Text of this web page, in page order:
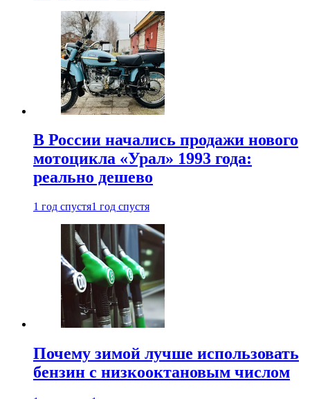
В России начались продажи нового
мотоцикла «Урал» 1993 года:
реально дешево
1 год спустя1 год спустя
Почему зимой лучше использовать
бензин с низкооктановым числом